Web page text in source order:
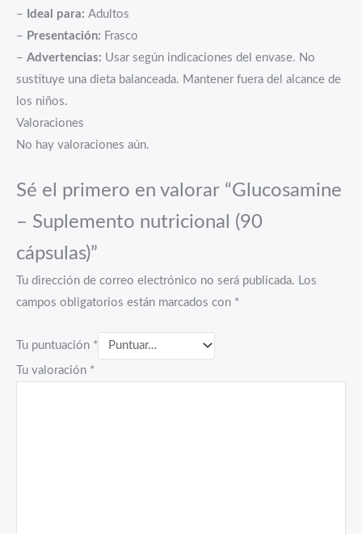
– Ideal para: Adultos
– Presentación: Frasco
– Advertencias: Usar según indicaciones del envase. No
sustituye una dieta balanceada. Mantener fuera del alcance de
los niños.
Valoraciones
No hay valoraciones aún.
Sé el primero en valorar “Glucosamine
– Suplemento nutricional (90
cápsulas)”
Tu dirección de correo electrónico no será publicada. Los
campos obligatorios están marcados con *
Tu puntuación *
Tu valoración *